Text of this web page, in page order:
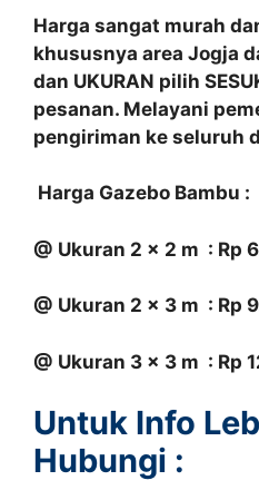
Harga sangat murah
khususnya area Jogja
dan UKURAN pilih
pesanan. Melayani
pengiriman ke seluruh
Harga Gazebo Bambu :
@ Ukuran 2 x 2 m : Rp
@ Ukuran 2 x 3 m : Rp
@ Ukuran 3 x 3 m : Rp
Untuk Info
Hubungi :